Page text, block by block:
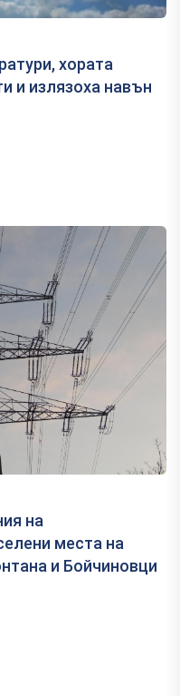
хората
и излязоха навън
на
места на
и Бойчиновци